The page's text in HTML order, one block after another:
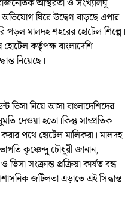
অস্থিরতা ও সংখ্যালঘু
অভিযোগ ঘিরে উদ্বেগ বাড়ছে এপার
পড়ল মালদহ শহরের হোটেল শিল্পে।
হোটেল কর্তৃপক্ষ বাংলাদেশি
নিয়েছে।
ভিসা নিয়ে আসা বাংলাদেশিদের
দেওয়া হতো।কিন্তু সাম্প্রতিক
পথে হোটেল মালিকরা। মালদহ
কৃষ্ণেন্দু চৌধুরী জানান,
সংক্রান্ত প্রক্রিয়া কার্যত বন্ধ
জটিলতা এড়াতে এই সিদ্ধান্ত